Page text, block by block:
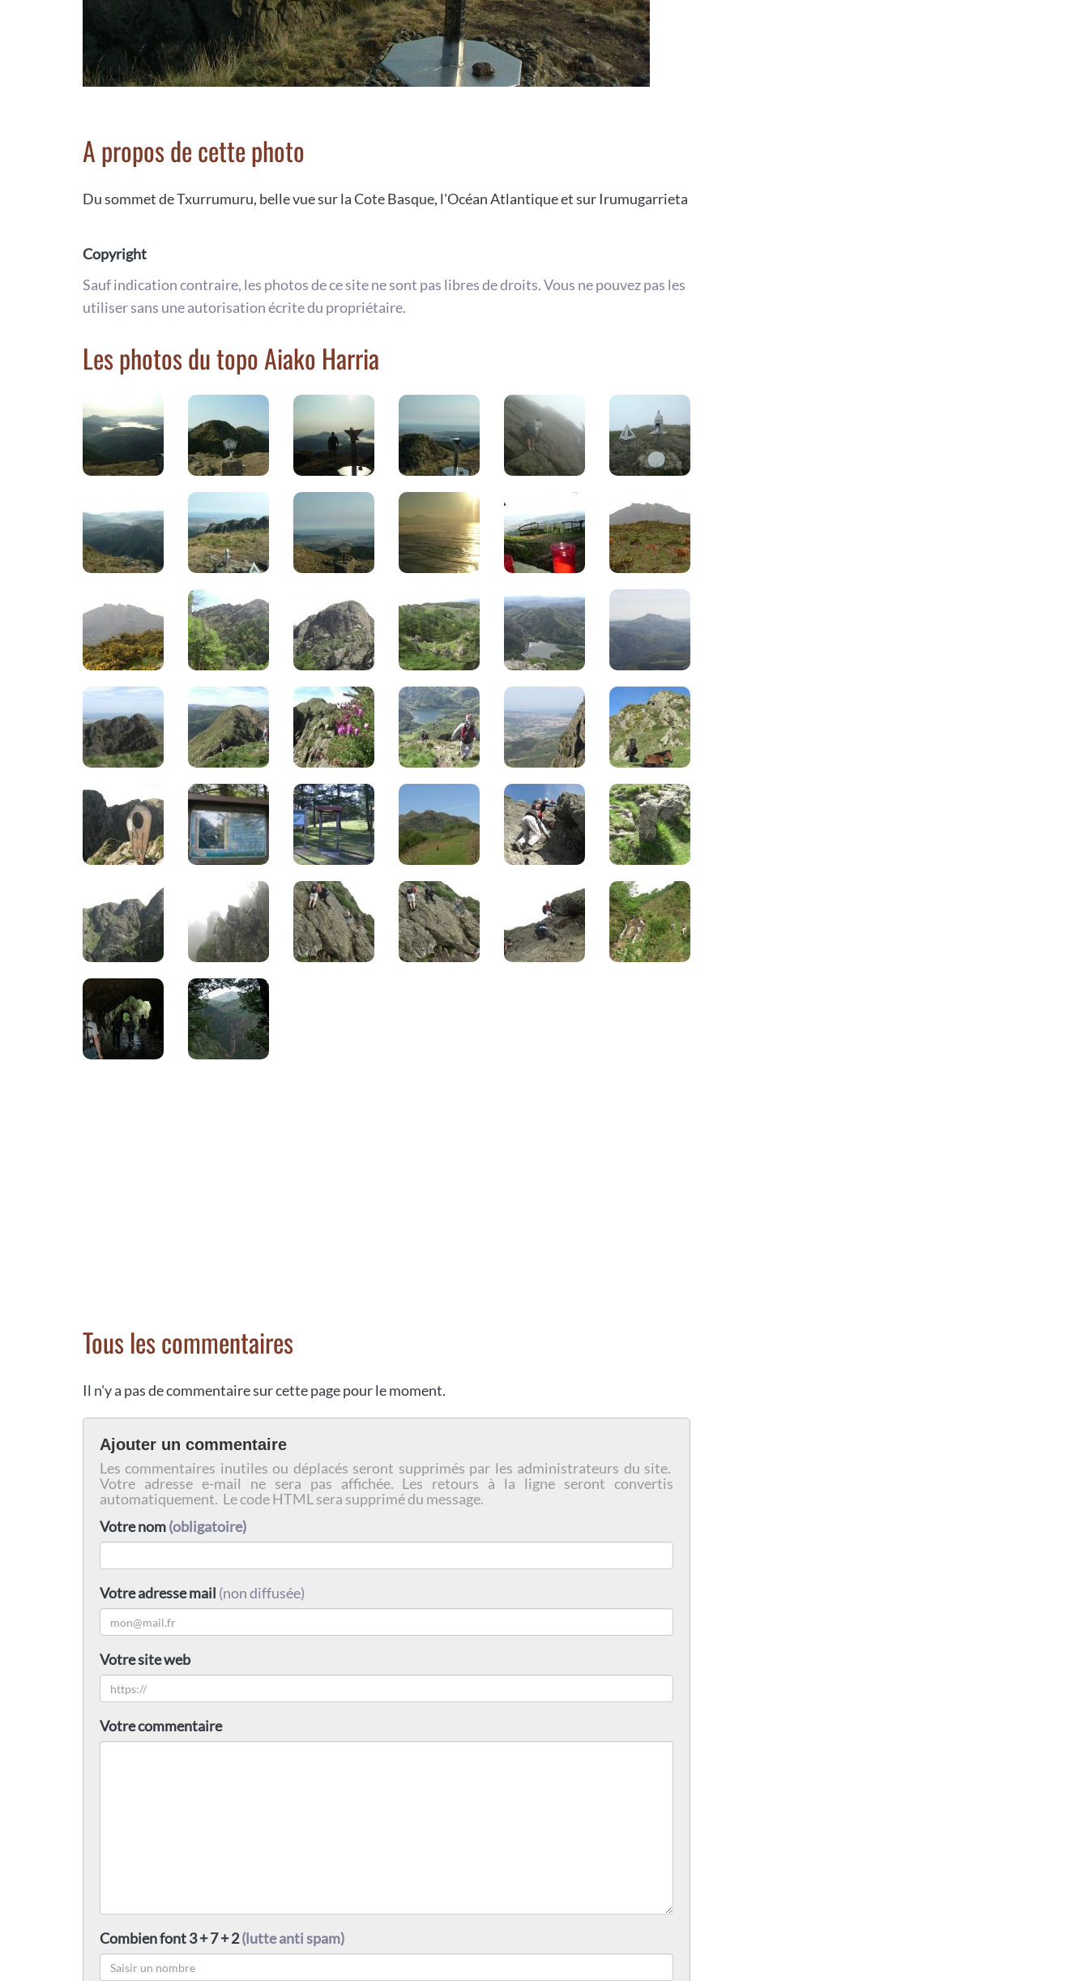
A propos de cette photo
Du sommet de Txurrumuru, belle vue sur la Cote Basque, l'Océan Atlantique et sur Irumugarrieta
Copyright
Sauf indication contraire, les photos de ce site ne sont pas libres de droits. Vous ne pouvez pas les
utiliser sans une autorisation écrite du propriétaire.
Les photos du topo Aiako Harria
Tous les commentaires
Il n'y a pas de commentaire sur cette page pour le moment.
Ajouter un commentaire
Les commentaires inutiles ou déplacés seront supprimés par les administrateurs du site.
Votre adresse e-mail ne sera pas affichée. Les retours à la ligne seront convertis
automatiquement. Le code HTML sera supprimé du message.
Votre nom(obligatoire)
Votre adresse mail (non diffusée)
Votre site web
Votre commentaire
Combien font 3 + 7 + 2(lutte anti spam)